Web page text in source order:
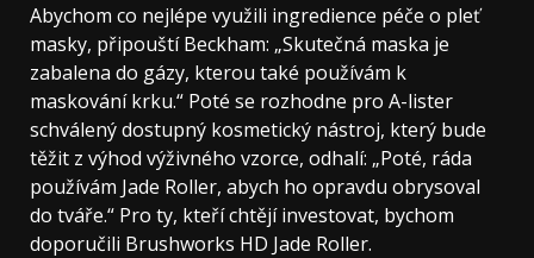
Abychom co nejlépe využili ingredience péče o pleť
masky, připouští Beckham: „Skutečná maska ​​je
zabalena do gázy, kterou také používám k
maskování krku.“ Poté se rozhodne pro A-lister
schválený dostupný kosmetický nástroj, který bude
těžit z výhod výživného vzorce, odhalí: „Poté, ráda
používám Jade Roller, abych ho opravdu obrysoval
do tváře.“ Pro ty, kteří chtějí investovat, bychom
doporučili Brushworks HD Jade Roller.